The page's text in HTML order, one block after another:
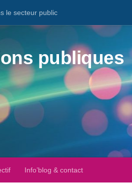
le secteur public
publiques
Info’blog & contact